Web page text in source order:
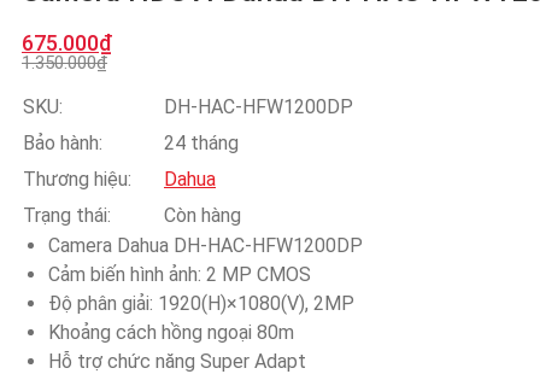
1.350.000₫
Giá
gốc
là:
1.350.000₫.
675.000₫
Giá
hiện
tại
là:
675.000₫.
SKU:
DH-HAC-HFW1200DP
Bảo hành:
24 tháng
Thương hiệu:
Dahua
Trạng thái:
Còn hàng
Camera Dahua DH-HAC-HFW1200DP
Cảm biến hình ảnh: 2 MP CMOS
Độ phân giải: 1920(H)×1080(V), 2MP
Khoảng cách hồng ngoại 80m
Hỗ trợ chức năng Super Adapt